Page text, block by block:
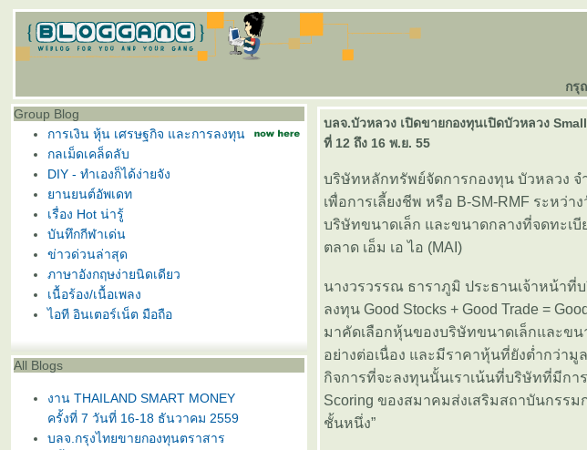
กรุ
Group Blog
การเงิน หุ้น เศรษฐกิจ และการลงทุน
กลเม็ดเคล็ดลับ
DIY - ทำเองก็ได้ง่ายจัง
านยนต์อัพเดท
เรื่อง Hot น่ารู้
บันทึกกีฬาเด่น
ข่าวด่วนล่าสุด
ภาษาอังกฤษง่ายนิดเดียว
เนื้อร้อง/เนื้อเพลง
ไอที อินเตอร์เน็ต มือถือ
All Blogs
งาน THAILAND SMART MONEY
ครั้งที่ 7 วันที่ 16-18 ธันวาคม 2559
บลจ.กรุงไทยขายกองทุนตราสาร
บลจ.บัวหลวง เปิดขายกองทุนเปิดบัวหลวง
ที่ 12 ถึง 16 พ.ย. 55
บริษัทหลักทรัพย์จัดการกองทุน บัวหลวง จ
เพื่อการเลี้ยงชีพ หรือ B-SM-RMF ระหว่
บริษัทขนาดเล็ก และขนาดกลางที่จดทะเ
ตลาด เอ็ม เอ ไอ (MAI)
นางวรวรรณ ธาราภูมิ ประธานเจ้าหน้าที่
ลงทุน Good Stocks + Good Trade =
มาคัดเลือกหุ้นของบริษัทขนาดเล็กและข
อย่างต่อเนื่อง และมีราคาหุ้นที่ยังต่ำกว่า
กิจการที่จะลงทุนนั้นเราเน้นที่บริษัทที่มีกา
Scoring ของสมาคมส่งเสริมสถาบันกรรม
ชั้นหนึ่ง”